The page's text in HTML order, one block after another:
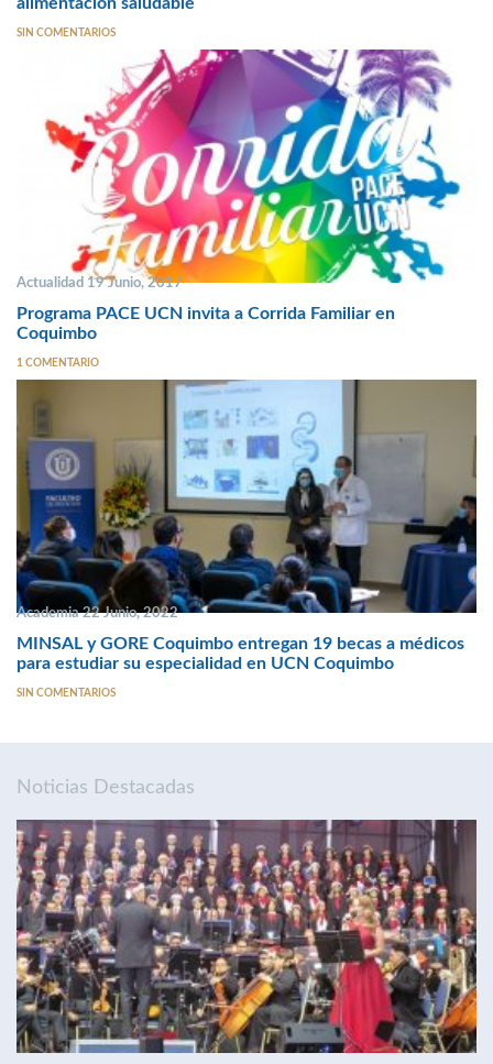
SIN COMENTARIOS
Actualidad 19 Junio, 2017
Programa PACE UCN invita a Corrida Familiar en
Coquimbo
1 COMENTARIO
Academia 22 Junio, 2022
MINSAL y GORE Coquimbo entregan 19 becas a médicos
para estudiar su especialidad en UCN Coquimbo
SIN COMENTARIOS
Noticias Destacadas